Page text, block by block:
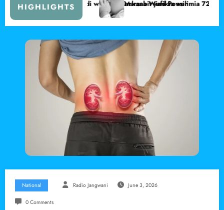
HIGHLIGHTS
Lake Turkana Wind Power
Marsabit yafikia asilimia 72 ya unyonyeshaji wa maziwa ya
National Radio Jangwani June 3, 2026
0 Comments